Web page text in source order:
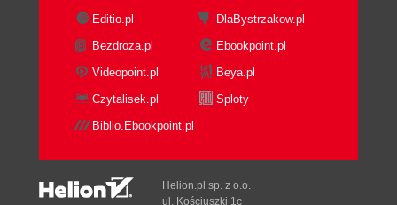
Editio.pl
DlaBystrzakow.pl
Bezdroza.pl
Ebookpoint.pl
Videopoint.pl
Beya.pl
Czytalisek.pl
Sploty
Biblio.Ebookpoint.pl
Helion.pl sp. z o.o.
ul. Kościuszki 1c